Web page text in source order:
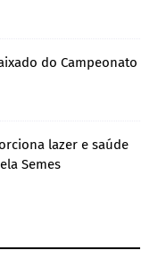
do Campeonato
lazer e saúde
Semes